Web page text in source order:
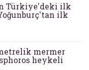
Türkiye'deki ilk
ilk
mermer
heykeli